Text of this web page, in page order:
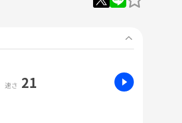
速さ 21